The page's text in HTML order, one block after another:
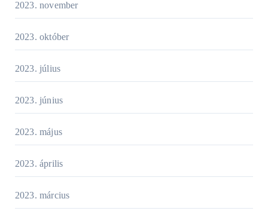
2023. november
2023. október
2023. július
2023. június
2023. május
2023. április
2023. március